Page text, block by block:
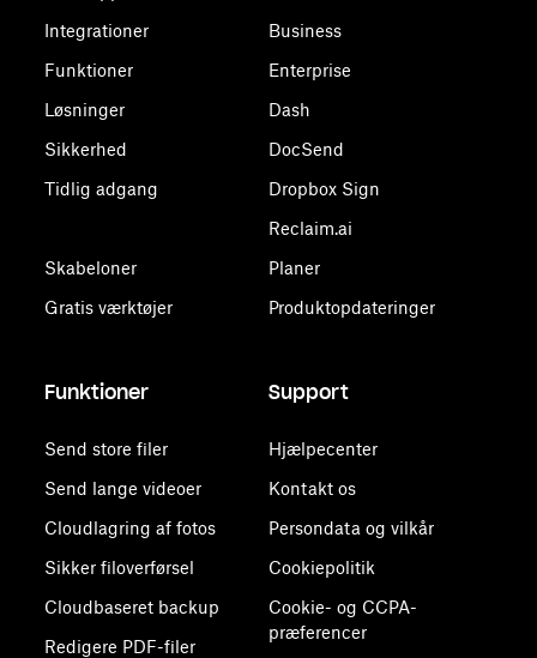
Integrationer
Funktioner
Løsninger
Sikkerhed
Tidlig adgang
Skabeloner
Gratis værktøjer
Business
Enterprise
Dash
DocSend
Dropbox Sign
Reclaim.ai
Planer
Produktopdateringer
Funktioner
Send store filer
Send lange videoer
Cloudlagring af fotos
Sikker filoverførsel
Cloudbaseret backup
Redigere PDF-filer
Support
Hjælpecenter
Kontakt os
Persondata og vilkår
Cookiepolitik
Cookie- og CCPA-
præferencer